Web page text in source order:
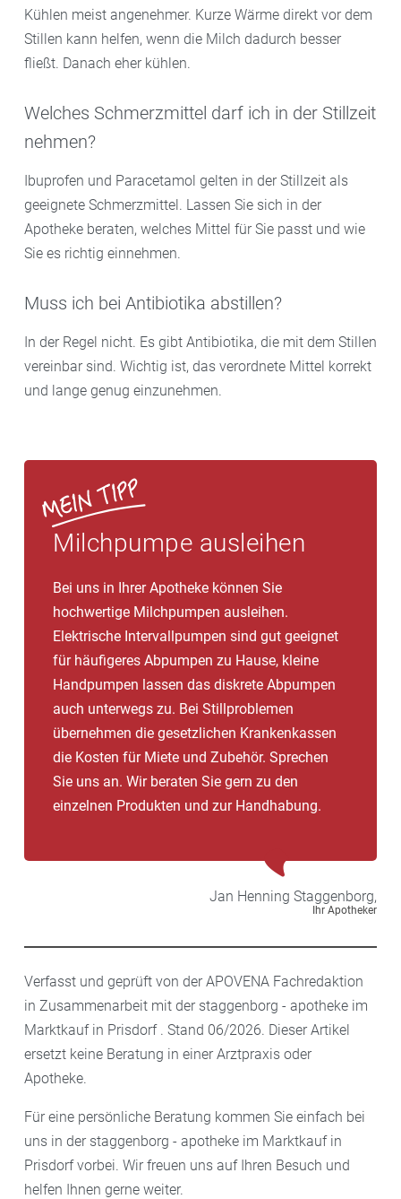
Kühlen meist angenehmer. Kurze Wärme direkt vor dem
Stillen kann helfen, wenn die Milch dadurch besser
fließt. Danach eher kühlen.
Welches Schmerzmittel darf ich in der Stillzeit
nehmen?
Ibuprofen und Paracetamol gelten in der Stillzeit als
geeignete Schmerzmittel. Lassen Sie sich in der
Apotheke beraten, welches Mittel für Sie passt und wie
Sie es richtig einnehmen.
Muss ich bei Antibiotika abstillen?
In der Regel nicht. Es gibt Antibiotika, die mit dem Stillen
vereinbar sind. Wichtig ist, das verordnete Mittel korrekt
und lange genug einzunehmen.
Milchpumpe ausleihen
Bei uns in Ihrer Apotheke können Sie
hochwertige Milchpumpen ausleihen.
Elektrische Intervallpumpen sind gut geeignet
für häufigeres Abpumpen zu Hause, kleine
Handpumpen lassen das diskrete Abpumpen
auch unterwegs zu. Bei Stillproblemen
übernehmen die gesetzlichen Krankenkassen
die Kosten für Miete und Zubehör. Sprechen
Sie uns an. Wir beraten Sie gern zu den
einzelnen Produkten und zur Handhabung.
Jan Henning Staggenborg,
Ihr Apotheker
Verfasst und geprüft von der APOVENA Fachredaktion
in Zusammenarbeit mit der staggenborg - apotheke im
Marktkauf in Prisdorf . Stand 06/2026. Dieser Artikel
ersetzt keine Beratung in einer Arztpraxis oder
Apotheke.
Für eine persönliche Beratung kommen Sie einfach bei
uns in der staggenborg - apotheke im Marktkauf in
Prisdorf vorbei. Wir freuen uns auf Ihren Besuch und
helfen Ihnen gerne weiter.